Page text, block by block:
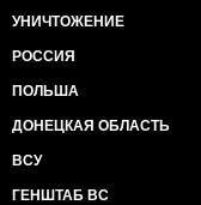
УНИЧТОЖЕНИЕ
РОССИЯ
ПОЛЬША
ДОНЕЦКАЯ ОБЛАСТЬ
ВСУ
ГЕНШТАБ ВС